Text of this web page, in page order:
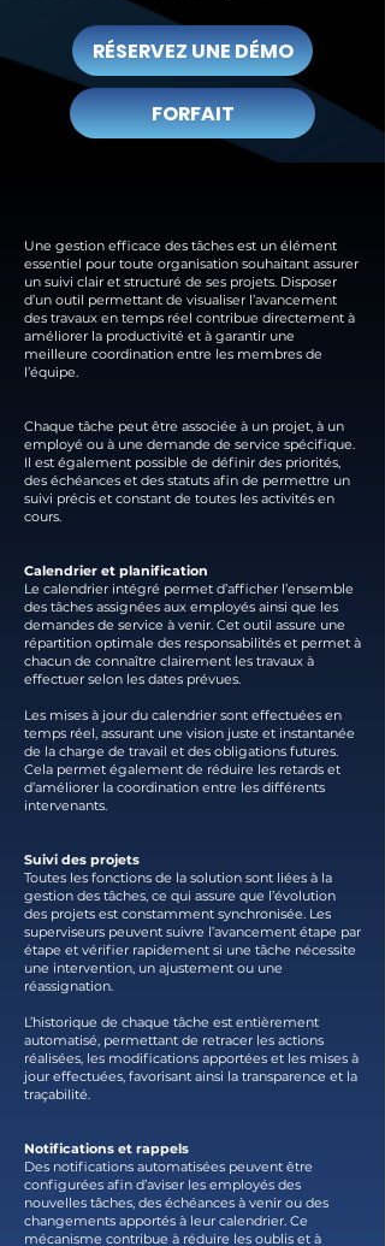
RÉSERVEZ UNE DÉMO
FORFAIT
Une gestion efficace des tâches est un élément
essentiel pour toute organisation souhaitant assurer
un suivi clair et structuré de ses projets. Disposer
d’un outil permettant de visualiser l’avancement
des travaux en temps réel contribue directement à
améliorer la productivité et à garantir une
meilleure coordination entre les membres de
l’équipe.
Chaque tâche peut être associée à un projet, à un
employé ou à une demande de service spécifique.
Il est également possible de définir des priorités,
des échéances et des statuts afin de permettre un
suivi précis et constant de toutes les activités en
cours.
Calendrier et planification
Le calendrier intégré permet d’afficher l’ensemble
des tâches assignées aux employés ainsi que les
demandes de service à venir. Cet outil assure une
répartition optimale des responsabilités et permet à
chacun de connaître clairement les travaux à
effectuer selon les dates prévues.
Les mises à jour du calendrier sont effectuées en
temps réel, assurant une vision juste et instantanée
de la charge de travail et des obligations futures.
Cela permet également de réduire les retards et
d’améliorer la coordination entre les différents
intervenants.
Suivi des projets
Toutes les fonctions de la solution sont liées à la
gestion des tâches, ce qui assure que l’évolution
des projets est constamment synchronisée. Les
superviseurs peuvent suivre l’avancement étape par
étape et vérifier rapidement si une tâche nécessite
une intervention, un ajustement ou une
réassignation.
L’historique de chaque tâche est entièrement
automatisé, permettant de retracer les actions
réalisées, les modifications apportées et les mises à
jour effectuées, favorisant ainsi la transparence et la
traçabilité.
Notifications et rappels
Des notifications automatisées peuvent être
configurées afin d’aviser les employés des
nouvelles tâches, des échéances à venir ou des
changements apportés à leur calendrier. Ce
mécanisme contribue à réduire les oublis et à